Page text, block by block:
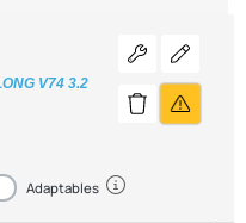
V74 3.2
Voir lesModifier
Supprimer le
Adaptables